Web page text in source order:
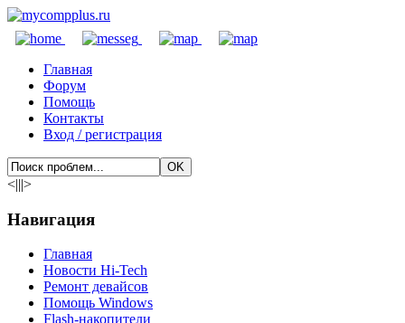
Главная
Форум
Помощь
Контакты
Вход / регистрация
<|||>
Навигация
Главная
Новости Hi-Tech
Ремонт девайсов
Помощь Windows
Flash-накопители